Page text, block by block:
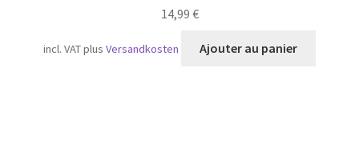
14,99 €
incl. VATplusVersandkosten Ajouter au panier